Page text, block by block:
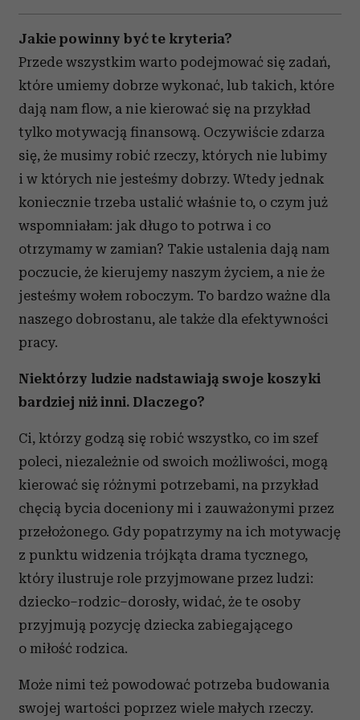
Jakie powinny być te kryteria?
Przede wszystkim warto podejmować się zadań,
które umiemy dobrze wykonać, lub takich, które
dają nam flow, a nie kierować się na przykład
tylko motywacją finansową. Oczywiście zdarza
się, że musimy robić rzeczy, których nie lubimy
i w których nie jesteśmy dobrzy. Wtedy jednak
koniecznie trzeba ustalić właśnie to, o czym już
wspomniałam: jak długo to potrwa i co
otrzymamy w zamian? Takie ustalenia dają nam
poczucie, że kierujemy naszym życiem, a nie że
jesteśmy wołem roboczym. To bardzo ważne dla
naszego dobrostanu, ale także dla efektywności
pracy.
Niektórzy ludzie nadstawiają swoje koszyki
bardziej niż inni. Dlaczego?
Ci, którzy godzą się robić wszystko, co im szef
poleci, niezależnie od swoich możliwości, mogą
kierować się różnymi potrzebami, na przykład
chęcią bycia doceniony mi i zauważonymi przez
przełożonego. Gdy popatrzymy na ich motywację
z punktu widzenia trójkąta drama tycznego,
który ilustruje role przyjmowane przez ludzi:
dziecko–rodzic–dorosły, widać, że te osoby
przyjmują pozycję dziecka zabiegającego
o miłość rodzica.
Może nimi też powodować potrzeba budowania
swojej wartości poprzez wiele małych rzeczy.